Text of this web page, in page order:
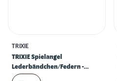
TRIXIE
TRIXIE Spielangel
Lederbändchen/Federn -
schwarz